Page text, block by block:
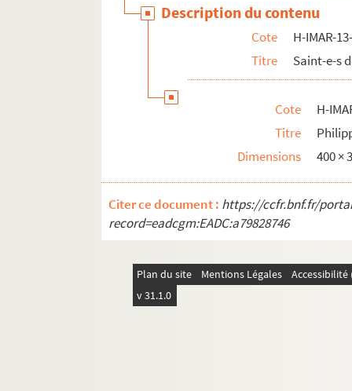
H-IMAR-14-40-112. Pierius - Pinytus -
H-IMAR-14-40-113. Pierius - Pinytus -
H-IMAR-14-40-114. Pierius - Pinytus -
Différents Saints Pierre
H-IMAR-14-82-203. Saint Platon
H-IMAR-14-83-204. Platon, martyr
H-IMAR-14-84-205. Patient, évêque
H-IMAR-14-84-206. Patient, évêque
Saint Placidus
H-IMAR-14-86-212. Placide, vierge -
H-IMAR-14-87-214. Ptolémée et Lucius
H-IMAR-14-87-215. Ptolémée et Lucius
Description du contenu
Cote
H-IMAR-
Titre
Saint-e-s
Cote
H-
Titre
Dimensions
400 ×
Citer ce document : https://ccfr.bnf.fr/
record=eadcgm:EADC:a79828746
Plan du site Mentions Légales
v 31.1.0